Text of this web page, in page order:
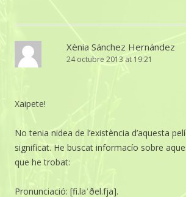
Xènia Sánchez Hernández
24 octubre 2013 at 19:21
Xaipete!
No tenia nidea de l’existència d’aquesta
significat. He buscat informacío sobre
que he trobat:
Pronunciació: [fi.laˈðel.fja].